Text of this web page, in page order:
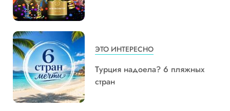
ЭТО ИНТЕРЕСНО
Турция надоела? 6 пляжных
стран